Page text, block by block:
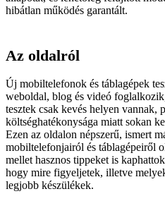
hibátlan működés garantált.
Az oldalról
Új mobiltelefonok és táblagépek
weboldal, blog és videó
tesztek csak kevés helyen vannak,
költséghatékonysága miatt sokan
Ezen az oldalon népszerű, ismert
mobiltelefonjairól és táblagépeiről
mellet hasznos tippeket is
hogy mire figyeljetek, illetve
legjobb készülékek.